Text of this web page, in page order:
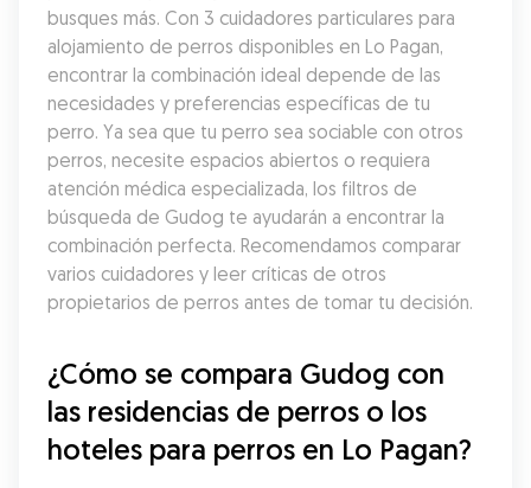
busques más. Con 3 cuidadores particulares para
alojamiento de perros disponibles en Lo Pagan,
encontrar la combinación ideal depende de las
necesidades y preferencias específicas de tu
perro. Ya sea que tu perro sea sociable con otros
perros, necesite espacios abiertos o requiera
atención médica especializada, los filtros de
búsqueda de Gudog te ayudarán a encontrar la
combinación perfecta. Recomendamos comparar
varios cuidadores y leer críticas de otros
propietarios de perros antes de tomar tu decisión.
¿Cómo se compara Gudog con
las residencias de perros o los
hoteles para perros en Lo Pagan?